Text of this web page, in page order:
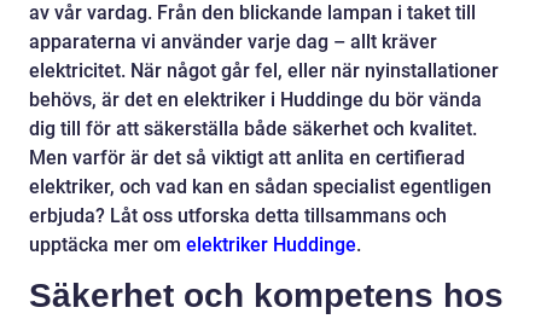
av vår vardag. Från den blickande lampan i taket till
apparaterna vi använder varje dag – allt kräver
elektricitet. När något går fel, eller när nyinstallationer
behövs, är det en elektriker i Huddinge du bör vända
dig till för att säkerställa både säkerhet och kvalitet.
Men varför är det så viktigt att anlita en certifierad
elektriker, och vad kan en sådan specialist egentligen
erbjuda? Låt oss utforska detta tillsammans och
upptäcka mer om elektriker Huddinge.
Säkerhet och kompetens hos